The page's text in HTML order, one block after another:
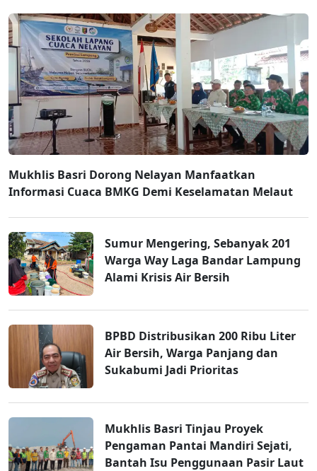
Mukhlis Basri Dorong Nelayan Manfaatkan
Informasi Cuaca BMKG Demi Keselamatan Melaut
Sumur Mengering, Sebanyak 201
Warga Way Laga Bandar Lampung
Alami Krisis Air Bersih
BPBD Distribusikan 200 Ribu Liter
Air Bersih, Warga Panjang dan
Sukabumi Jadi Prioritas
Mukhlis Basri Tinjau Proyek
Pengaman Pantai Mandiri Sejati,
Bantah Isu Penggunaan Pasir Laut